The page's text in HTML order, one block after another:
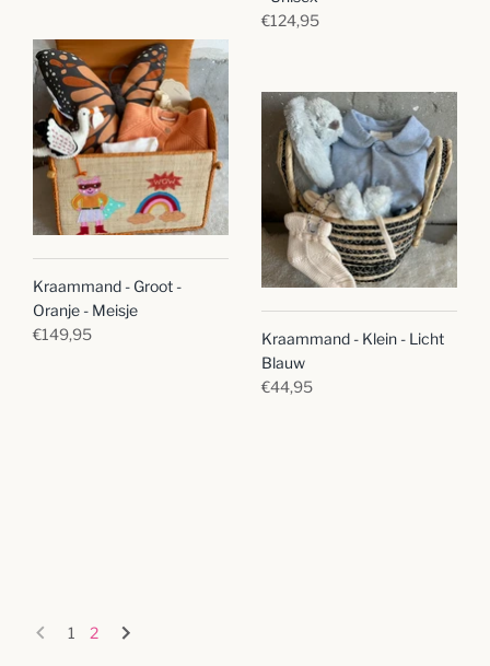
€124,95
Kraammand - Groot -
Oranje - Meisje
€149,95
Kraammand - Klein - Licht
Blauw
€44,95
1 2